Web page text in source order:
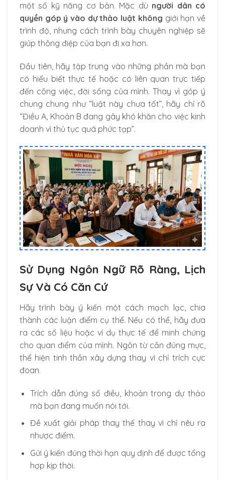
một số kỹ năng cơ bản. Mặc dù người dân có
quyền góp ý vào dự thảo luật không giới hạn về
trình độ, nhưng cách trình bày chuyên nghiệp sẽ
giúp thông điệp của bạn đi xa hơn.
Đầu tiên, hãy tập trung vào những phần mà bạn
có hiểu biết thực tế hoặc có liên quan trực tiếp
đến công việc, đời sống của mình. Thay vì góp ý
chung chung như “luật này chưa tốt”, hãy chỉ rõ
“Điều A, Khoản B đang gây khó khăn cho việc kinh
doanh vì thủ tục quá phức tạp”.
Sử Dụng Ngôn Ngữ Rõ Ràng, Lịch
Sự Và Có Căn Cứ
Hãy trình bày ý kiến một cách mạch lạc, chia
thành các luận điểm cụ thể. Nếu có thể, hãy đưa
ra các số liệu hoặc ví dụ thực tế để minh chứng
cho quan điểm của mình. Ngôn từ cần đúng mực,
thể hiện tinh thần xây dựng thay vì chỉ trích cực
đoan.
Trích dẫn đúng số điều, khoản trong dự thảo
mà bạn đang muốn nói tới.
Đề xuất giải pháp thay thế thay vì chỉ nêu ra
nhược điểm.
Gửi ý kiến đúng thời hạn quy định để được tổng
hợp kịp thời.